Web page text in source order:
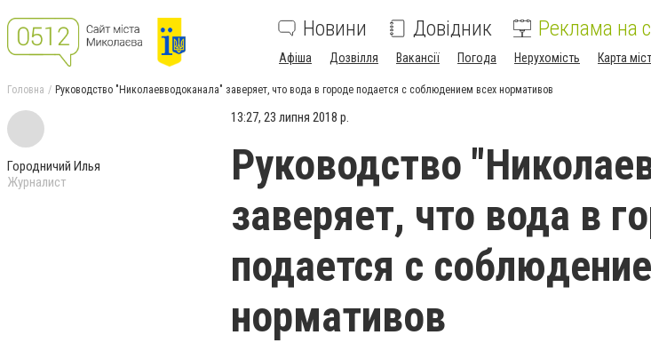
Новини Довідник Реклама на
Афіша Дозвілля Вакансії Погода Нерухомість Карта
Головна Руководство "Николаевводоканала" заверяет, что вода в городе подается с соблюдением всех нормативов
Городничий Илья
Журналист
13:27, 23 липня 2018 р.
Руководство
заверяет, что вода в
подается с
нормативов